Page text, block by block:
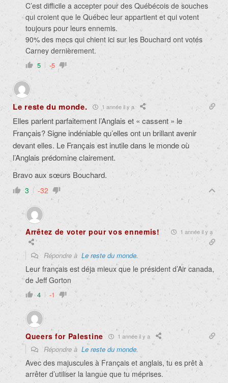
C’est difficile a accepter pour des Québécois de souches
qui croient que le Québec leur appartient et qui votent
toujours pour leurs ennemis.
90% des mecs qui chient ici sur les Bouchard ont votés
Carney dernièrement.
5 -5
Le reste du monde. 1 année il y a
Elles parlent parfaitement l’Anglais et « cassent » le
Français? Signe indéniable qu’elles ont un brillant avenir
devant elles. Le Français est inutile dans le monde où
l’Anglais prédomine clairement.
Bravo aux sœurs Bouchard.
3 -32
Arrêtez de voter pour vos ennemis! 1 année il y a
Répondre à Le reste du monde.
Leur français est déja mieux que le président d’Air canada,
de Jeff Gorton
4 -1
Queers for Palestine 1 année il y a
Répondre à Le reste du monde.
Avec des majuscules à Français et anglais, tu es prêt à
arrêter d’utiliser la langue que tu méprises.